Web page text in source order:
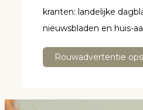
kranten: landelijke
nieuwsbladen en huis-
Rouwadvertentie